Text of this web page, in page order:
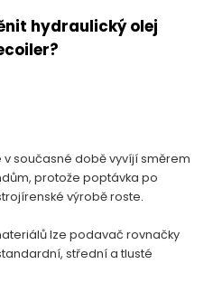
hydraulický olej
současné době vyvíjí směrem
protože poptávka po
výrobě roste.
lze podavač rovnačky
střední a tlusté